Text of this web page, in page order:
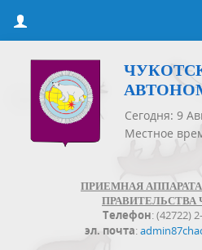
Сегодня: 9
Местное
ПРИЕМНАЯ
ПРАВИТЕЛЬСТВА
Телефон: (42722)
эл. почта: